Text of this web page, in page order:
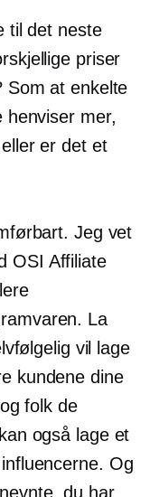
til det neste
priser
Som at enkelte
henviser mer,
er det et
Jeg vet
OSI Affiliate
La
vil lage
kundene dine
folk de
også lage et
Og
du har